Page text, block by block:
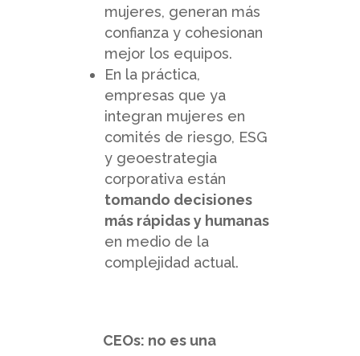
mujeres, generan más
confianza y cohesionan
mejor los equipos.
En la práctica,
empresas que ya
integran mujeres en
comités de riesgo, ESG
y geoestrategia
corporativa están
tomando decisiones
más rápidas y humanas
en medio de la
complejidad actual.
CEOs: no es una